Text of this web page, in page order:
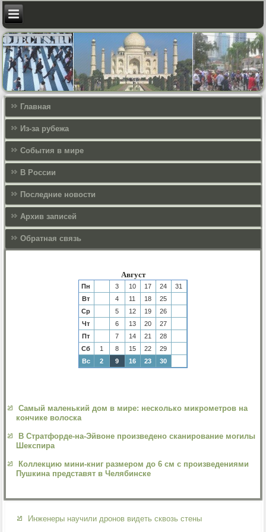
Главная
Из-за рубежа
События в мире
В России
Последние новости
Архив записей
Обратная связь
Август
Пн 3 10 17 24
31
Вт
4 11 18
25
Ср
5 12 19
26
Чт
6 13 20
27
Пт
7 14 21
28
Сб
1 8 15 22
29
Вс
2 9 16 23 30
Самый маленький дом в мире: несколько микрометров на
кончике волоска
В Стратфорде-на-Эйвоне произведено сканирование могилы
Шекспира
Коллекцию мини-книг размером до 6 см с произведениями
Пушкина представят в Челябинске
Инженеры научили дронов видеть сквозь стены